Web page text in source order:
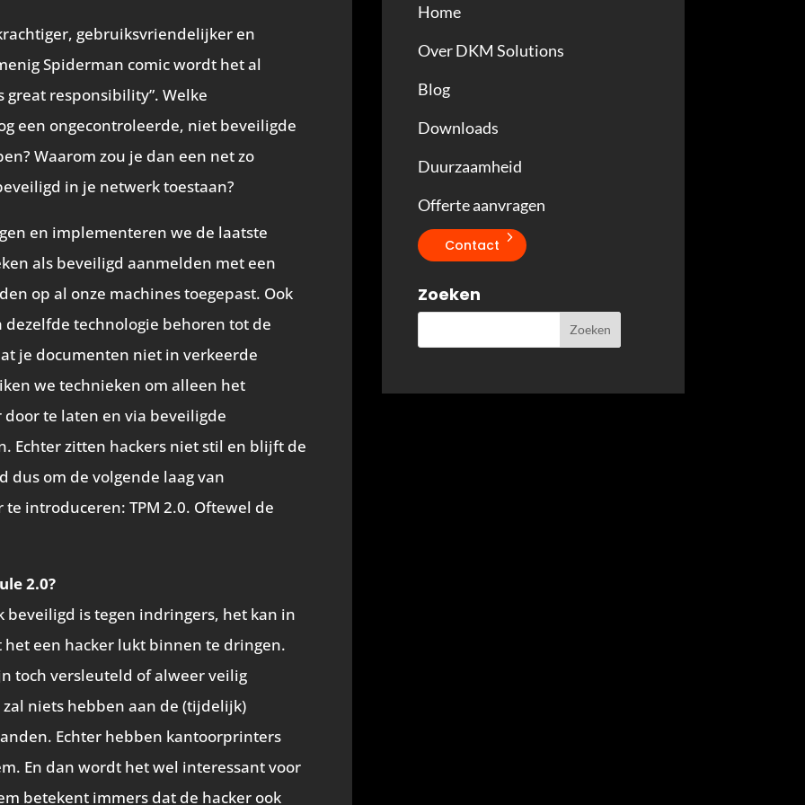
gebruiksvriendelijker en
Spiderman comic wordt het al
great responsibility”. Welke
een ongecontroleerde, niet beveiligde
Waarom zou je dan een net zo
in je netwerk toestaan?
en implementeren we de laatste
als beveiligd aanmelden met een
op al onze machines toegepast. Ook
technologie behoren tot de
je documenten niet in verkeerde
we technieken om alleen het
te laten en via beveiligde
Echter zitten hackers niet stil en blijft de
dus om de volgende laag van
introduceren: TPM 2.0. Oftewel de
2.0?
is tegen indringers, het kan in
een hacker lukt binnen te dringen.
toch versleuteld of alweer veilig
niets hebben aan de (tijdelijk)
Echter hebben kantoorprinters
En dan wordt het wel interessant voor
betekent immers dat de hacker ook
Home
Over DKM Solutions
Blog
Downloads
Duurzaamheid
Offerte aanvragen
Contact
Zoeken